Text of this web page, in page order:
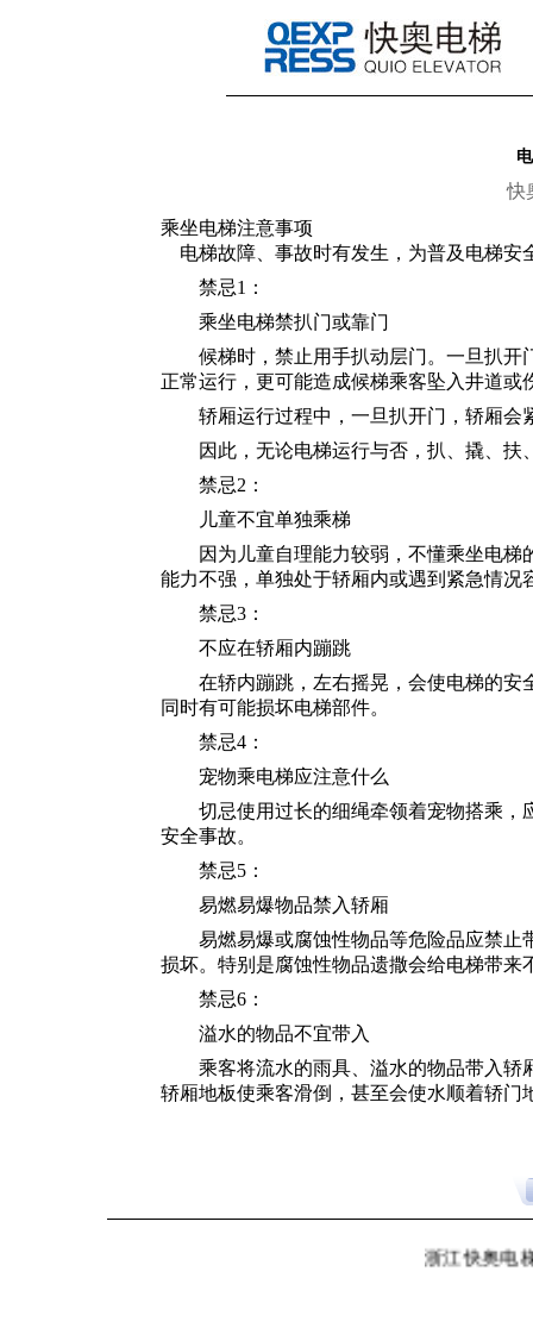
快
乘坐电梯注意事项
电梯故障、事故时有发生，为普及电梯安
禁忌1：
乘坐电梯禁扒门或靠门
候梯时，禁止用手扒动层门。一旦扒开
正常运行，更可能造成候梯乘客坠入井道或
轿厢运行过程中，一旦扒开门，轿厢会
因此，无论电梯运行与否，扒、撬、扶
禁忌2：
儿童不宜单独乘梯
因为儿童自理能力较弱，不懂乘坐电梯
能力不强，单独处于轿厢内或遇到紧急情况
禁忌3：
不应在轿厢内蹦跳
在轿内蹦跳，左右摇晃，会使电梯的安
同时有可能损坏电梯部件。
禁忌4：
宠物乘电梯应注意什么
切忌使用过长的细绳牵领着宠物搭乘，
安全事故。
禁忌5：
易燃易爆物品禁入轿厢
易燃易爆或腐蚀性物品等危险品应禁止
损坏。特别是腐蚀性物品遗撒会给电梯带来
禁忌6：
溢水的物品不宜带入
乘客将流水的雨具、溢水的物品带入轿
轿厢地板使乘客滑倒，甚至会使水顺着轿
浙江快奥电梯有